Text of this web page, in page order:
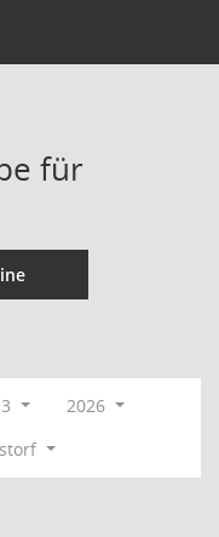
für
2026